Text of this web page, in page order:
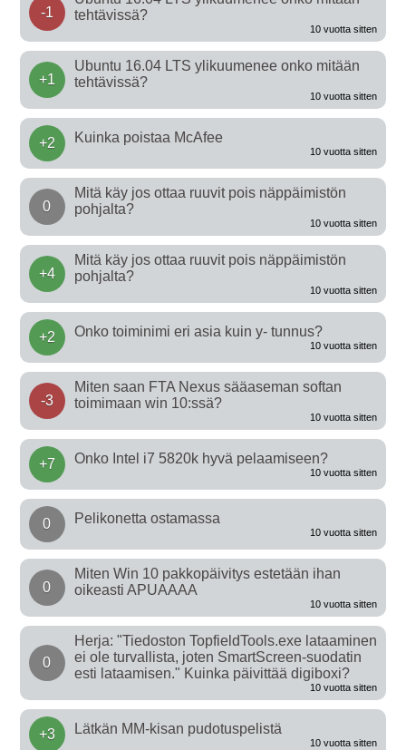
-1
tehtävissä?
10 vuotta sitten
+1
Ubuntu 16.04 LTS ylikuumenee onko mitään
tehtävissä?
10 vuotta sitten
+2 Kuinka poistaa McAfee
10 vuotta sitten
0
Mitä käy jos ottaa ruuvit pois näppäimistön
pohjalta?
10 vuotta sitten
+4
Mitä käy jos ottaa ruuvit pois näppäimistön
pohjalta?
10 vuotta sitten
+2 Onko toiminimi eri asia kuin y- tunnus?
10 vuotta sitten
-3
Miten saan FTA Nexus sääaseman softan
toimimaan win 10:ssä?
10 vuotta sitten
+7 Onko Intel i7 5820k hyvä pelaamiseen?
10 vuotta sitten
0 Pelikonetta ostamassa
10 vuotta sitten
0
Miten Win 10 pakkopäivitys estetään ihan
oikeasti APUAAAA
10 vuotta sitten
0
Herja: "Tiedoston TopfieldTools.exe lataaminen
ei ole turvallista, joten SmartScreen-suodatin
esti lataamisen." Kuinka päivittää digiboxi?
10 vuotta sitten
+3 Lätkän MM-kisan pudotuspelistä
10 vuotta sitten